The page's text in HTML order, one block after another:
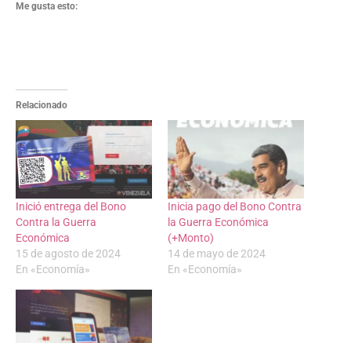
Me gusta esto:
Relacionado
Inició entrega del Bono
Contra la Guerra
Económica
15 de agosto de 2024
En «Economía»
Inicia pago del Bono Contra
la Guerra Económica
(+Monto)
14 de mayo de 2024
En «Economía»